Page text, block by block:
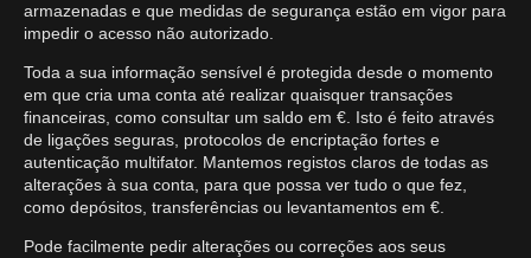
armazenadas e que medidas de segurança estão em vigor para
impedir o acesso não autorizado.
Toda a sua informação sensível é protegida desde o momento
em que cria uma conta até realizar quaisquer transações
financeiras, como consultar um saldo em €. Isto é feito através
de ligações seguras, protocolos de encriptação fortes e
autenticação multifator. Mantemos registos claros de todas as
alterações à sua conta, para que possa ver tudo o que fez,
como depósitos, transferências ou levantamentos em €.
Pode facilmente pedir alterações ou correções aos seus